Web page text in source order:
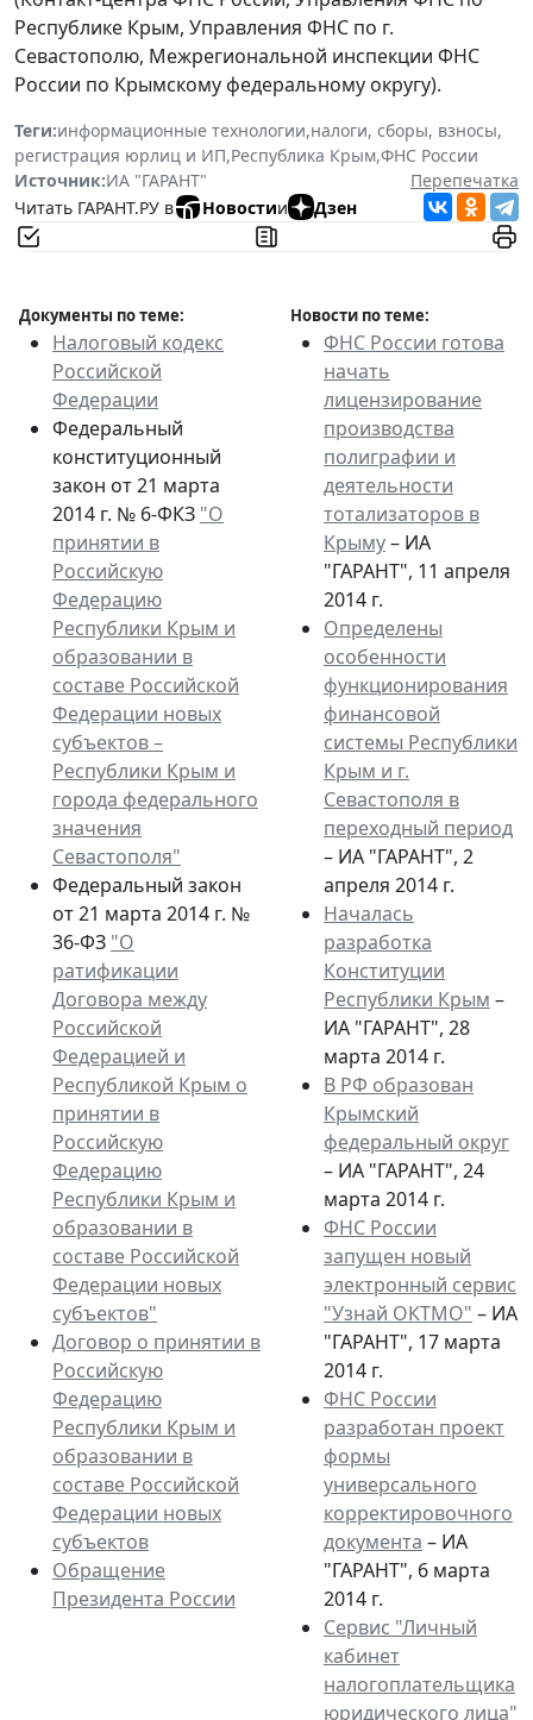
Республике Крым, Управления ФНС по г.
Севастополю, Межрегиональной инспекции ФНС
России по Крымскому федеральному округу).
Теги:информационные технологии,налоги, сборы, взносы,
регистрация юрлиц и ИП,Республика Крым,ФНС России
Источник:ИА "ГАРАНТ"
Перепечатка
Читать ГАРАНТ.РУ в
Новостии Дзен
Документы по теме: Новости по теме:
Налоговый кодекс
Российской
Федерации
Федеральный
конституционный
закон от 21 марта
2014 г. № 6-ФКЗ "О
принятии в
Российскую
Федерацию
Республики Крым и
образовании в
составе Российской
Федерации новых
субъектов –
Республики Крым и
города федерального
значения
Севастополя"
Федеральный закон
от 21 марта 2014 г. №
36-ФЗ "О
ратификации
Договора между
Российской
Федерацией и
Республикой Крым о
принятии в
Российскую
Федерацию
Республики Крым и
образовании в
составе Российской
Федерации новых
субъектов"
Договор о принятии в
Российскую
Федерацию
Республики Крым и
образовании в
составе Российской
Федерации новых
субъектов
Обращение
Президента России
ФНС России готова
начать
лицензирование
производства
полиграфии и
деятельности
тотализаторов в
Крыму– ИА
"ГАРАНТ", 11 апреля
2014 г.
Определены
особенности
функционирования
финансовой
системы Республики
Крым и г.
Севастополя в
переходный период
– ИА "ГАРАНТ", 2
апреля 2014 г.
Началась
разработка
Конституции
Республики Крым –
ИА "ГАРАНТ", 28
марта 2014 г.
В РФ образован
Крымский
федеральный округ
– ИА "ГАРАНТ", 24
марта 2014 г.
ФНС России
запущен новый
электронный сервис
"Узнай ОКТМО" – ИА
"ГАРАНТ", 17 марта
2014 г.
ФНС России
разработан проект
формы
универсального
корректировочного
документа – ИА
"ГАРАНТ", 6 марта
2014 г.
Сервис "Личный
кабинет
налогоплательщика
юридического лица"